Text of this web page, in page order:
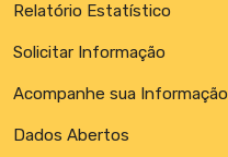
Relatório Estatístico
Solicitar Informação
Acompanhe sua Informação
Dados Abertos